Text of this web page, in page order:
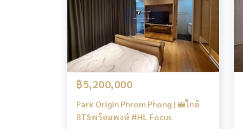
฿5,200,000
Park Origin Phrom Phong | 🚝ใกล้
BTSพร้อมพงษ์ #HL Focus